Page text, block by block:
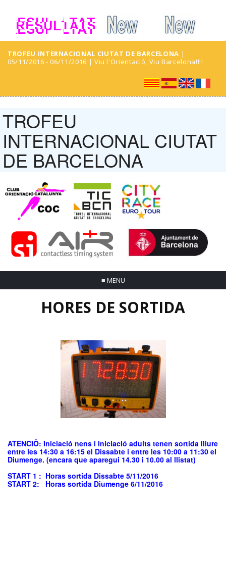
TROFEU INTERNACIONAL CIUTAT DE BARCELONA |
05/11/2016 - 06/11/2016 | Viu l'Orientació, Viu Barcelona!!!!
TROFEU
INTERNACIONAL CIUTAT
DE BARCELONA
≡ MENU
HORES DE SORTIDA
ATENCIÖ: Iniciació nens i Iniciació adults tenen sortida lliure
entre les 14:30 a 16:15 el Dissabte i entre les 10:00 a 11:30 el
Diumenge. (encara que aparegui 14.30 i 10.00 al llistat)
START 1 : Horas sortida Dissabte 5/11/2016
START 2: Horas sortida Diumenge 6/11/2016